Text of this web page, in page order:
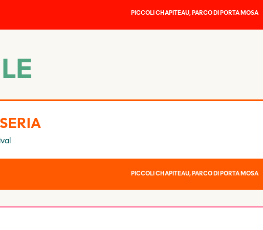
PICCOLI CHAPITEAU, PARCO DI PORTA MOSA
PICCOLI CHAPITEAU, PARCO DI PORTA MOSA